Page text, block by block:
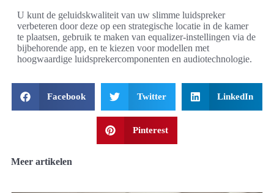
U kunt de geluidskwaliteit van uw slimme luidspreker
verbeteren door deze op een strategische locatie in de kamer
te plaatsen, gebruik te maken van equalizer-instellingen via de
bijbehorende app, en te kiezen voor modellen met
hoogwaardige luidsprekercomponenten en audiotechnologie.
Facebook Twitter LinkedIn
Pinterest
Meer artikelen